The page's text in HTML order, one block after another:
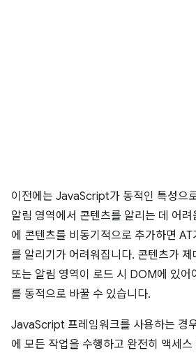
이전에는 JavaScript가 동적인 특성으
알림 영역에서 콘텐츠를 알리는 데 어
에 콘텐츠를 비동기적으로 추가하면 AT
를 알리기가 어려워집니다. 콘텐츠가
또는 알림 영역이 로드 시 DOM에 있어
를 동적으로 바꿀 수 있습니다.
JavaScript 프레임워크를 사용하는 경
에 모든 작업을 수행하고 완전히 액세